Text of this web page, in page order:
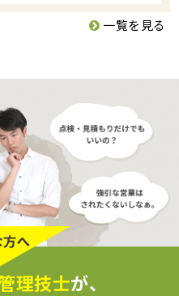
一覧を見る
理技士が、